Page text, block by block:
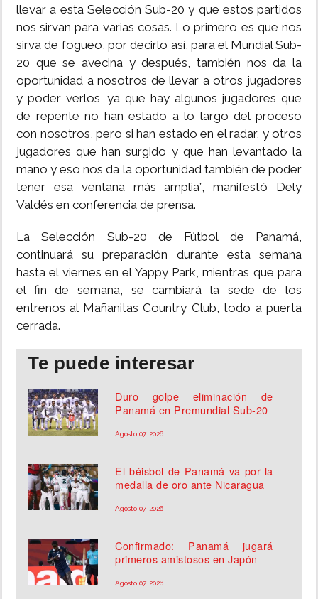
llevar a esta Selección Sub-20 y que estos partidos
nos sirvan para varias cosas. Lo primero es que nos
sirva de fogueo, por decirlo así, para el Mundial Sub-
20 que se avecina y después, también nos da la
oportunidad a nosotros de llevar a otros jugadores
y poder verlos, ya que hay algunos jugadores que
de repente no han estado a lo largo del proceso
con nosotros, pero si han estado en el radar, y otros
jugadores que han surgido y que han levantado la
mano y eso nos da la oportunidad también de poder
tener esa ventana más amplia”, manifestó Dely
Valdés en conferencia de prensa.
La Selección Sub-20 de Fútbol de Panamá,
continuará su preparación durante esta semana
hasta el viernes en el Yappy Park, mientras que para
el fin de semana, se cambiará la sede de los
entrenos al Mañanitas Country Club, todo a puerta
cerrada.
Te puede interesar
Duro golpe eliminación de
Panamá en Premundial Sub-20
Agosto 07, 2026
El béisbol de Panamá va por la
medalla de oro ante Nicaragua
Agosto 07, 2026
Confirmado: Panamá jugará
primeros amistosos en Japón
Agosto 07, 2026